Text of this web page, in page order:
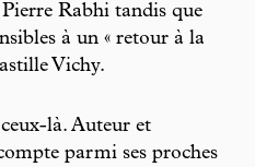
Rabhi tandis que
à un « retour à la
Vichy.
là. Auteur et
parmi ses proches